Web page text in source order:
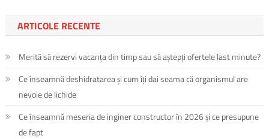
ARTICOLE RECENTE
Merită să rezervi vacanța din timp sau să aștepți ofertele last minute?
Ce înseamnă deshidratarea și cum îți dai seama că organismul are
nevoie de lichide
Ce înseamnă meseria de inginer constructor în 2026 și ce presupune
de fapt